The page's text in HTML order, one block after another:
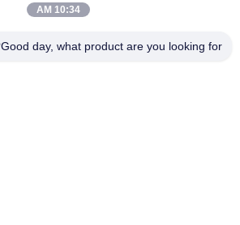
10:34 AM
Good day, what product are you looking for?